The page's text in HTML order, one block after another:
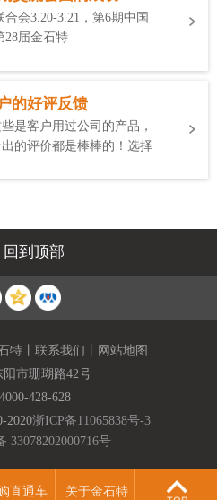
会3.20-3.21，第6期中国
28届金石特
的好评反馈
是客户用过公司的产品，
的评价都是棒棒的！选择
回到顶部
特 联系我们
网站地图
市珊瑚路42号
4000-428-628
2020浙ICP备11065838号-3
33078202000716号
直通车 关于金石特